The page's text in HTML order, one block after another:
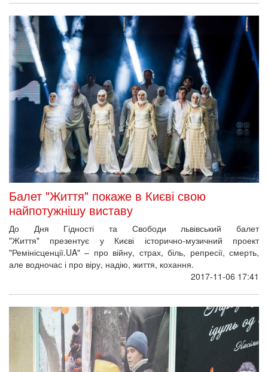
Балет "Життя" покаже в Києві свою
найпотужнішу виставу
До Дня Гідності та Свободи львівський балет
"Життя" презентує у Києві історично-музичний проект
"Ремінісценції.UA" – про війну, страх, біль, репресії, смерть,
але водночас і про віру, надію, життя, кохання.
2017-11-06 17:41